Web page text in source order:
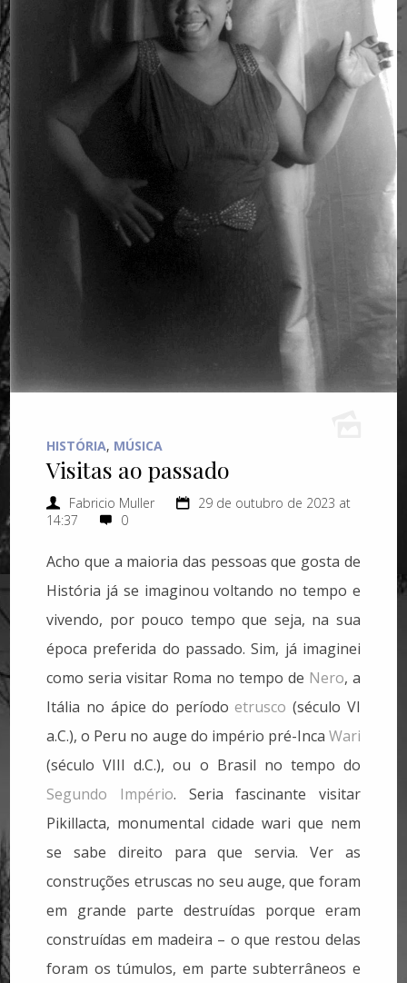
HISTÓRIA, MÚSICA
Visitas ao passado
Fabricio Muller
29 de outubro de 2023 at
14:37
0
Acho que a maioria das pessoas que gosta de
História já se imaginou voltando no tempo e
vivendo, por pouco tempo que seja, na sua
época preferida do passado. Sim, já imaginei
como seria visitar Roma no tempo de Nero, a
Itália no ápice do períodoetrusco (século VI
a.C.), o Peru no auge do império pré-Inca Wari
(século VIII d.C.), ou o Brasil no tempo do
Segundo Império. Seria fascinante visitar
Pikillacta, monumental cidade wari que nem
se sabe direito para que servia. Ver as
construções etruscas no seu auge, que foram
em grande parte destruídas porque eram
construídas em madeira – o que restou delas
foram os túmulos, em parte subterrâneos e